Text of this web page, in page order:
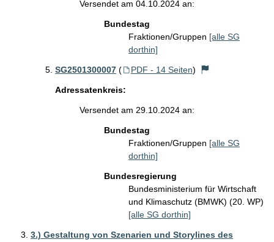
Versendet am 04.10.2024 an:
Bundestag
Fraktionen/Gruppen [alle SG
dorthin]
SG2501300007 ( PDF - 14 Seiten)
Adressatenkreis:
Versendet am 29.10.2024 an:
Bundestag
Fraktionen/Gruppen [alle SG
dorthin]
Bundesregierung
Bundesministerium für Wirtschaft
und Klimaschutz (BMWK) (20. WP)
[alle SG dorthin]
3.) Gestaltung von Szenarien und Storylines des